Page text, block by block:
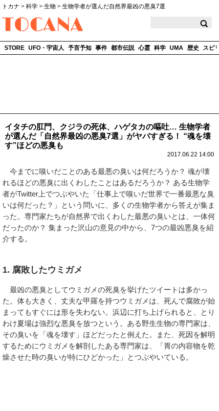
トカナ > 科学 > 生物 > 生物学者が選んだ自然界最凶の悪臭7選
STORE UFO・宇宙人 予言予知 事件 都市伝説 心霊 科学 UMA 歴史 スピ
イタチの肛門、クジラの死体、ハゲタカの嘔吐… 生物学者
が選んだ「自然界最凶の悪臭7選」がヤバすぎる！ “魂を壊
す”ほどの悪臭も
2017.06.22 14:00
今までに嗅いだことのある最悪の臭いは何だろうか？ 魂が壊
れるほどの悪臭に出くわしたことはあるだろうか？ ある生物学
者がTwitter上でつぶやいた「仕事上で嗅いだ世界で一番最悪な臭
いは何だった？」という問いに、多くの生物学者から答えが集ま
った。専門家たちが自然界で出くわした最悪の臭いとは、一体何
だったのか？ 集まった沢山の意見の中から、7つの最凶悪臭を紹
介する。
1. 腐敗したウミガメ
最凶の悪臭としてウミガメの死臭を挙げたツイートは多かっ
た。体も大きく、丈夫な甲羅を持つウミガメは、死んで腐敗が始
まってもすぐには形を失わない。浜辺に打ち上げられると、とり
わけ夏場は強烈な悪臭を放つという。ある野生生物の専門家は、
その臭いを「魂を壊す」ほどだったと例えた。また、死因を解明
するためにウミガメを解剖したある専門家は、「胃の内容物を乾
燥させた時の臭いが特にひどかった」とつぶやいている。